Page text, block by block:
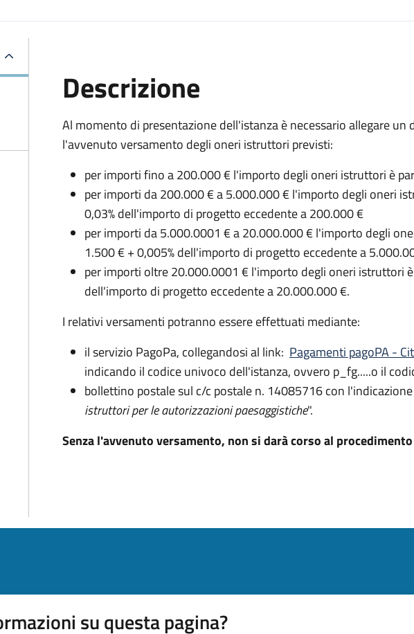
Descrizione
Al momento di presentazione dell'istanza è necessario allegare
l'avvenuto versamento degli oneri istruttori previsti:
per importi fino a 200.000 € l'importo degli oneri istruttori è
per importi da 200.000 € a 5.000.000 € l'importo degli oneri
0,03% dell'importo di progetto eccedente a 200.000 €
per importi da 5.000.0001 € a 20.000.000 € l'importo degli
1.500 € + 0,005% dell'importo di progetto eccedente a
per importi oltre 20.000.0001 € l'importo degli oneri istruttori è
dell'importo di progetto eccedente a 20.000.000 €.
I relativi versamenti potranno essere effettuati mediante:
il servizio PagoPa, collegandosi al link: Pagamenti pagoPA -
indicando il codice univoco dell'istanza, ovvero p_fg.....o il
bollettino postale sul c/c postale n. 14085716 con
istruttori per le autorizzazioni paesaggistiche".
Senza l'avvenuto versamento, non si darà corso al
su questa pagina?